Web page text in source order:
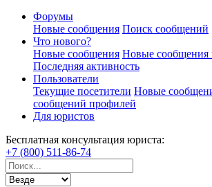
Форумы
Новые сообщения Поиск сообщений
Что нового?
Новые сообщения Новые сообщения
Последняя активность
Пользователи
Текущие посетители Новые
сообщений профилей
Для юристов
Бесплатная консультация юриста:
+7 (800) 511-86-74